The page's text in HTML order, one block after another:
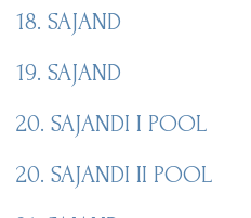
18. SAJAND
19. SAJAND
20. SAJANDI I POOL
20. SAJANDI II POOL